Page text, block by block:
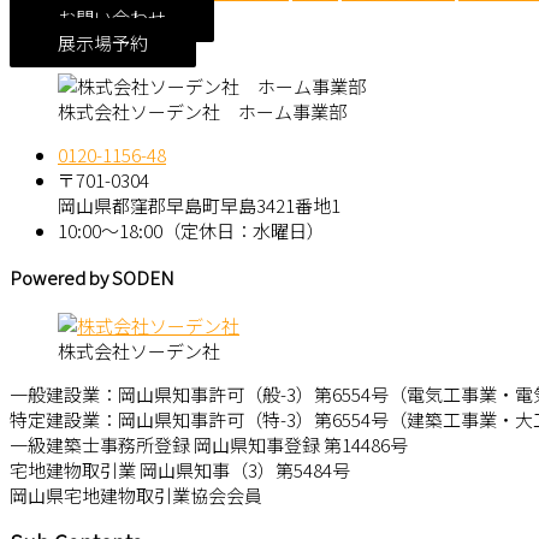
お問い合わせ
展示場予約
株式会社ソーデン社 ホーム事業部
0120-1156-48
〒701-0304
岡山県都窪郡早島町早島3421番地1
10:00～18:00（定休日：水曜日）
Powered by SODEN
株式会社ソーデン社
一般建設業：岡山県知事許可（般-3）第6554号（電気工事業・電
特定建設業：岡山県知事許可（特-3）第6554号（建築工事業・大
一級建築士事務所登録 岡山県知事登録 第14486号
宅地建物取引業 岡山県知事（3）第5484号
岡山県宅地建物取引業協会会員